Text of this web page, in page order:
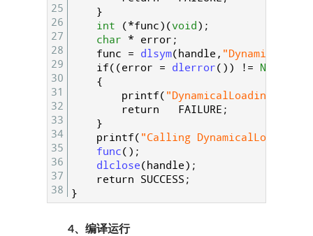
25
26
27
28
29
30
31
32
33
34
35
36
37
38
}
int
(*func) (void ) ;
char
* error ;
func
= dlsym( handle ,
if( (error = dlerror( ) ) != NULL
{
printf(
return
FAILURE ;
}
printf( "Calling
func( ) ;
dlclose( handle) ;
return
SUCCESS ;
}
4、编译运行